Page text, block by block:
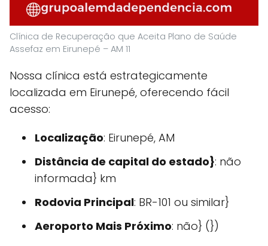
Clínica de Recuperação que Aceita Plano de Saúde
Assefaz em Eirunepé – AM 11
Nossa clínica está estrategicamente
localizada em Eirunepé, oferecendo fácil
acesso:
Localização: Eirunepé, AM
Distância de capital do estado}: não
informada} km
Rodovia Principal: BR-101 ou similar}
Aeroporto Mais Próximo: não} (})